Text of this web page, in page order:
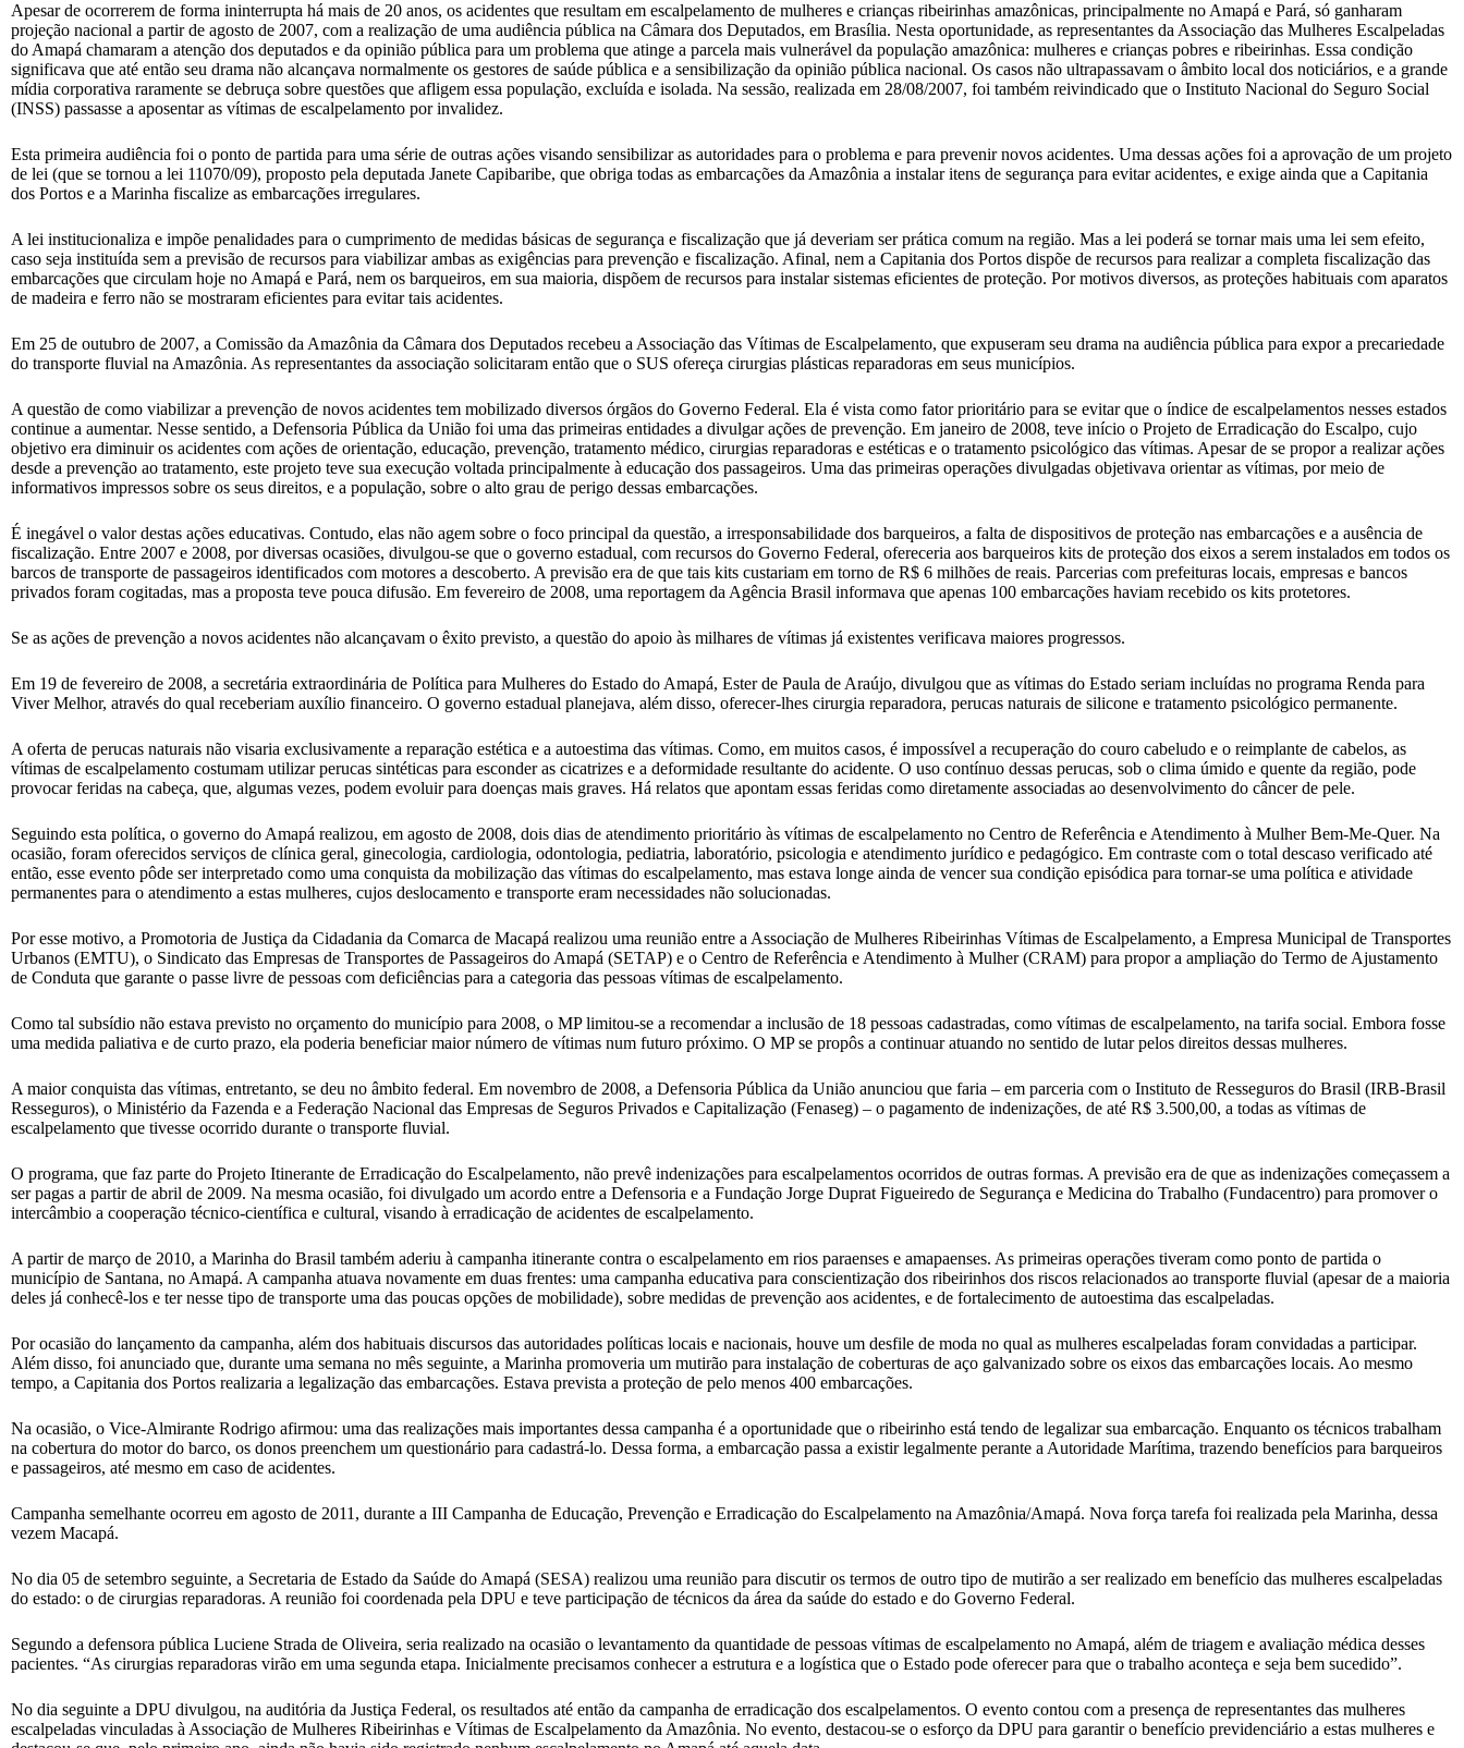
Apesar de ocorrerem de forma ininterrupta há mais de 20 anos, os acidentes que resultam em escalpelamento de mulheres e crianças ribeirinhas amazônicas, principalmente no Amapá e Pará, só ganharam
projeção nacional a partir de agosto de 2007, com a realização de uma audiência pública na Câmara dos Deputados, em Brasília. Nesta oportunidade, as representantes da Associação das Mulheres Escalpeladas
do Amapá chamaram a atenção dos deputados e da opinião pública para um problema que atinge a parcela mais vulnerável da população amazônica: mulheres e crianças pobres e ribeirinhas. Essa condição
significava que até então seu drama não alcançava normalmente os gestores de saúde pública e a sensibilização da opinião pública nacional. Os casos não ultrapassavam o âmbito local dos noticiários, e a grande
mídia corporativa raramente se debruça sobre questões que afligem essa população, excluída e isolada. Na sessão, realizada em 28/08/2007, foi também reivindicado que o Instituto Nacional do Seguro Social
(INSS) passasse a aposentar as vítimas de escalpelamento por invalidez.
Esta primeira audiência foi o ponto de partida para uma série de outras ações visando sensibilizar as autoridades para o problema e para prevenir novos acidentes. Uma dessas ações foi a aprovação de um projeto
de lei (que se tornou a lei 11070/09), proposto pela deputada Janete Capibaribe, que obriga todas as embarcações da Amazônia a instalar itens de segurança para evitar acidentes, e exige ainda que a Capitania
dos Portos e a Marinha fiscalize as embarcações irregulares.
A lei institucionaliza e impõe penalidades para o cumprimento de medidas básicas de segurança e fiscalização que já deveriam ser prática comum na região. Mas a lei poderá se tornar mais uma lei sem efeito,
caso seja instituída sem a previsão de recursos para viabilizar ambas as exigências para prevenção e fiscalização. Afinal, nem a Capitania dos Portos dispõe de recursos para realizar a completa fiscalização das
embarcações que circulam hoje no Amapá e Pará, nem os barqueiros, em sua maioria, dispõem de recursos para instalar sistemas eficientes de proteção. Por motivos diversos, as proteções habituais com aparatos
de madeira e ferro não se mostraram eficientes para evitar tais acidentes.
Em 25 de outubro de 2007, a Comissão da Amazônia da Câmara dos Deputados recebeu a Associação das Vítimas de Escalpelamento, que expuseram seu drama na audiência pública para expor a precariedade
do transporte fluvial na Amazônia. As representantes da associação solicitaram então que o SUS ofereça cirurgias plásticas reparadoras em seus municípios.
A questão de como viabilizar a prevenção de novos acidentes tem mobilizado diversos órgãos do Governo Federal. Ela é vista como fator prioritário para se evitar que o índice de escalpelamentos nesses estados
continue a aumentar. Nesse sentido, a Defensoria Pública da União foi uma das primeiras entidades a divulgar ações de prevenção. Em janeiro de 2008, teve início o Projeto de Erradicação do Escalpo, cujo
objetivo era diminuir os acidentes com ações de orientação, educação, prevenção, tratamento médico, cirurgias reparadoras e estéticas e o tratamento psicológico das vítimas. Apesar de se propor a realizar ações
desde a prevenção ao tratamento, este projeto teve sua execução voltada principalmente à educação dos passageiros. Uma das primeiras operações divulgadas objetivava orientar as vítimas, por meio de
informativos impressos sobre os seus direitos, e a população, sobre o alto grau de perigo dessas embarcações.
É inegável o valor destas ações educativas. Contudo, elas não agem sobre o foco principal da questão, a irresponsabilidade dos barqueiros, a falta de dispositivos de proteção nas embarcações e a ausência de
fiscalização. Entre 2007 e 2008, por diversas ocasiões, divulgou-se que o governo estadual, com recursos do Governo Federal, ofereceria aos barqueiros kits de proteção dos eixos a serem instalados em todos os
barcos de transporte de passageiros identificados com motores a descoberto. A previsão era de que tais kits custariam em torno de R$ 6 milhões de reais. Parcerias com prefeituras locais, empresas e bancos
privados foram cogitadas, mas a proposta teve pouca difusão. Em fevereiro de 2008, uma reportagem da Agência Brasil informava que apenas 100 embarcações haviam recebido os kits protetores.
Se as ações de prevenção a novos acidentes não alcançavam o êxito previsto, a questão do apoio às milhares de vítimas já existentes verificava maiores progressos.
Em 19 de fevereiro de 2008, a secretária extraordinária de Política para Mulheres do Estado do Amapá, Ester de Paula de Araújo, divulgou que as vítimas do Estado seriam incluídas no programa Renda para
Viver Melhor, através do qual receberiam auxílio financeiro. O governo estadual planejava, além disso, oferecer-lhes cirurgia reparadora, perucas naturais de silicone e tratamento psicológico permanente.
A oferta de perucas naturais não visaria exclusivamente a reparação estética e a autoestima das vítimas. Como, em muitos casos, é impossível a recuperação do couro cabeludo e o reimplante de cabelos, as
vítimas de escalpelamento costumam utilizar perucas sintéticas para esconder as cicatrizes e a deformidade resultante do acidente. O uso contínuo dessas perucas, sob o clima úmido e quente da região, pode
provocar feridas na cabeça, que, algumas vezes, podem evoluir para doenças mais graves. Há relatos que apontam essas feridas como diretamente associadas ao desenvolvimento do câncer de pele.
Seguindo esta política, o governo do Amapá realizou, em agosto de 2008, dois dias de atendimento prioritário às vítimas de escalpelamento no Centro de Referência e Atendimento à Mulher Bem-Me-Quer. Na
ocasião, foram oferecidos serviços de clínica geral, ginecologia, cardiologia, odontologia, pediatria, laboratório, psicologia e atendimento jurídico e pedagógico. Em contraste com o total descaso verificado até
então, esse evento pôde ser interpretado como uma conquista da mobilização das vítimas do escalpelamento, mas estava longe ainda de vencer sua condição episódica para tornar-se uma política e atividade
permanentes para o atendimento a estas mulheres, cujos deslocamento e transporte eram necessidades não solucionadas.
Por esse motivo, a Promotoria de Justiça da Cidadania da Comarca de Macapá realizou uma reunião entre a Associação de Mulheres Ribeirinhas Vítimas de Escalpelamento, a Empresa Municipal de Transportes
Urbanos (EMTU), o Sindicato das Empresas de Transportes de Passageiros do Amapá (SETAP) e o Centro de Referência e Atendimento à Mulher (CRAM) para propor a ampliação do Termo de Ajustamento
de Conduta que garante o passe livre de pessoas com deficiências para a categoria das pessoas vítimas de escalpelamento.
Como tal subsídio não estava previsto no orçamento do município para 2008, o MP limitou-se a recomendar a inclusão de 18 pessoas cadastradas, como vítimas de escalpelamento, na tarifa social. Embora fosse
uma medida paliativa e de curto prazo, ela poderia beneficiar maior número de vítimas num futuro próximo. O MP se propôs a continuar atuando no sentido de lutar pelos direitos dessas mulheres.
A maior conquista das vítimas, entretanto, se deu no âmbito federal. Em novembro de 2008, a Defensoria Pública da União anunciou que faria – em parceria com o Instituto de Resseguros do Brasil (IRB-Brasil
Resseguros), o Ministério da Fazenda e a Federação Nacional das Empresas de Seguros Privados e Capitalização (Fenaseg) – o pagamento de indenizações, de até R$ 3.500,00, a todas as vítimas de
escalpelamento que tivesse ocorrido durante o transporte fluvial.
O programa, que faz parte do Projeto Itinerante de Erradicação do Escalpelamento, não prevê indenizações para escalpelamentos ocorridos de outras formas. A previsão era de que as indenizações começassem a
ser pagas a partir de abril de 2009. Na mesma ocasião, foi divulgado um acordo entre a Defensoria e a Fundação Jorge Duprat Figueiredo de Segurança e Medicina do Trabalho (Fundacentro) para promover o
intercâmbio a cooperação técnico-científica e cultural, visando à erradicação de acidentes de escalpelamento.
A partir de março de 2010, a Marinha do Brasil também aderiu à campanha itinerante contra o escalpelamento em rios paraenses e amapaenses. As primeiras operações tiveram como ponto de partida o
município de Santana, no Amapá. A campanha atuava novamente em duas frentes: uma campanha educativa para conscientização dos ribeirinhos dos riscos relacionados ao transporte fluvial (apesar de a maioria
deles já conhecê-los e ter nesse tipo de transporte uma das poucas opções de mobilidade), sobre medidas de prevenção aos acidentes, e de fortalecimento de autoestima das escalpeladas.
Por ocasião do lançamento da campanha, além dos habituais discursos das autoridades políticas locais e nacionais, houve um desfile de moda no qual as mulheres escalpeladas foram convidadas a participar.
Além disso, foi anunciado que, durante uma semana no mês seguinte, a Marinha promoveria um mutirão para instalação de coberturas de aço galvanizado sobre os eixos das embarcações locais. Ao mesmo
tempo, a Capitania dos Portos realizaria a legalização das embarcações. Estava prevista a proteção de pelo menos 400 embarcações.
Na ocasião, o Vice-Almirante Rodrigo afirmou: uma das realizações mais importantes dessa campanha é a oportunidade que o ribeirinho está tendo de legalizar sua embarcação. Enquanto os técnicos trabalham
na cobertura do motor do barco, os donos preenchem um questionário para cadastrá-lo. Dessa forma, a embarcação passa a existir legalmente perante a Autoridade Marítima, trazendo benefícios para barqueiros
e passageiros, até mesmo em caso de acidentes.
Campanha semelhante ocorreu em agosto de 2011, durante a III Campanha de Educação, Prevenção e Erradicação do Escalpelamento na Amazônia/Amapá. Nova força tarefa foi realizada pela Marinha, dessa
vezem Macapá.
No dia 05 de setembro seguinte, a Secretaria de Estado da Saúde do Amapá (SESA) realizou uma reunião para discutir os termos de outro tipo de mutirão a ser realizado em benefício das mulheres escalpeladas
do estado: o de cirurgias reparadoras. A reunião foi coordenada pela DPU e teve participação de técnicos da área da saúde do estado e do Governo Federal.
Segundo a defensora pública Luciene Strada de Oliveira, seria realizado na ocasião o levantamento da quantidade de pessoas vítimas de escalpelamento no Amapá, além de triagem e avaliação médica desses
pacientes. “As cirurgias reparadoras virão em uma segunda etapa. Inicialmente precisamos conhecer a estrutura e a logística que o Estado pode oferecer para que o trabalho aconteça e seja bem sucedido”.
No dia seguinte a DPU divulgou, na auditória da Justiça Federal, os resultados até então da campanha de erradicação dos escalpelamentos. O evento contou com a presença de representantes das mulheres
escalpeladas vinculadas à Associação de Mulheres Ribeirinhas e Vítimas de Escalpelamento da Amazônia. No evento, destacou-se o esforço da DPU para garantir o benefício previdenciário a estas mulheres e